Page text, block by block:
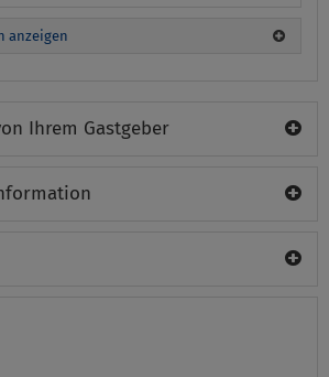
anzeigen
Ihrem Gastgeber